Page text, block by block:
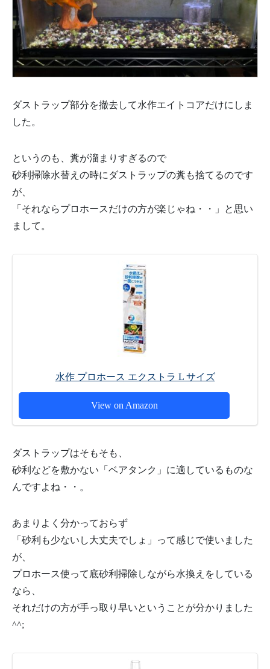
ダストラップ部分を撤去して水作エイトコアだけにしま
した。
というのも、糞が溜まりすぎるので
砂利掃除水替えの時にダストラップの糞も捨てるのです
が、
「それならプロホースだけの方が楽じゃね・・」と思い
まして。
水作 プロホース エクストラ L サイズ
View on Amazon
ダストラップはそもそも、
砂利などを敷かない「ベアタンク」に適しているものな
んですよね・・。
あまりよく分かっておらず
「砂利も少ないし大丈夫でしょ」って感じで使いました
が、
プロホース使って底砂利掃除しながら水換えをしている
なら、
それだけの方が手っ取り早いということが分かりました
^^;